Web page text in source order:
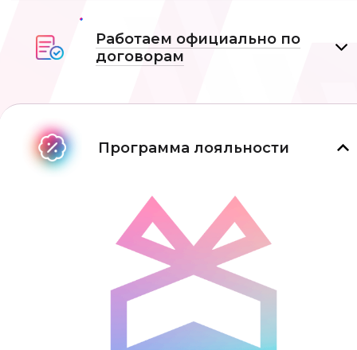
Работаем официально по
договорам
Программа лояльности